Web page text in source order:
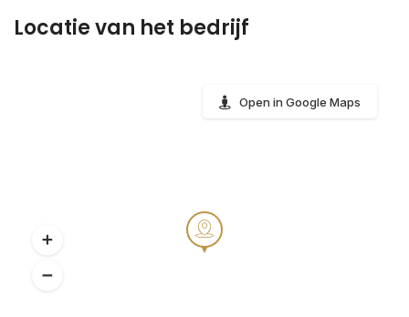
Locatie van het bedrijf
Open in Google Maps